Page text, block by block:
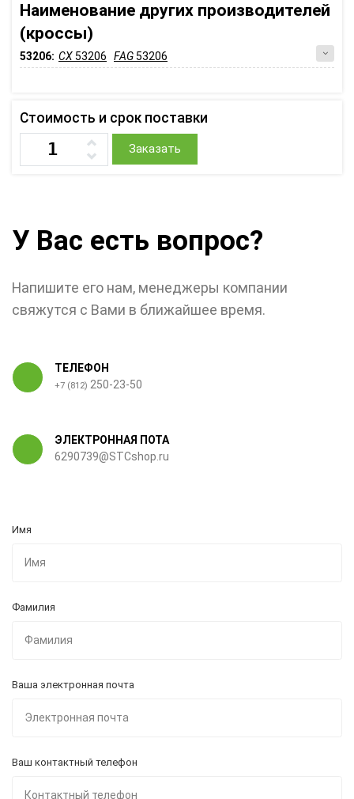
Наименование других производителей
(кроссы)
53206: CX53206 FAG53206
Стоимость и срок поставки
Заказать
У Вас есть вопрос?
Напишите его нам, менеджеры компании
свяжутся с Вами в ближайшее время.
ТЕЛЕФОН
+7 (812) 250-23-50
ЭЛЕКТРОННАЯ ПОТА
6290739@STCshop.ru
Имя
Фамилия
Ваша электронная почта
Ваш контактный телефон